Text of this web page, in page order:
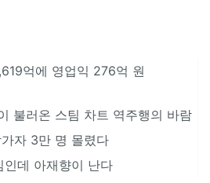
억에 영업익 276억 원
불러온 스팀 차트 역주행의 바람
가자 3만 명 몰렸다
데 아재향이 난다